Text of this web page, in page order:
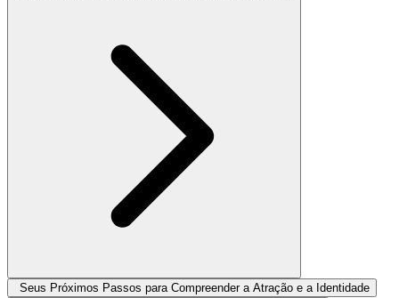
Seus Próximos Passos para Compreender a Atração e a Identidade